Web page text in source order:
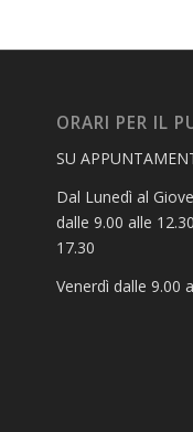
ORARI PER IL
SU
Dal Lunedì al
dalle 9.00 alle
17.30
Venerdì dalle 9.00